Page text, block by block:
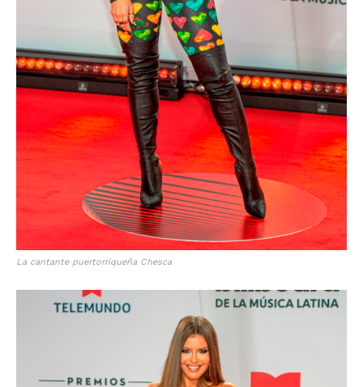
La cantante puertorriqueña Chesca